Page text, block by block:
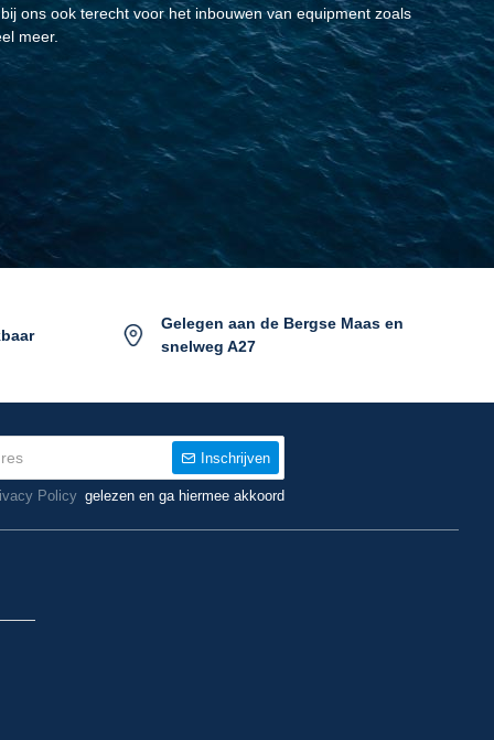
ons ook terecht voor het inbouwen van equipment zoals
meer.
Gelegen aan de Bergse Maas en
snelweg A27
Inschrijven
Policy gelezen en ga hiermee akkoord